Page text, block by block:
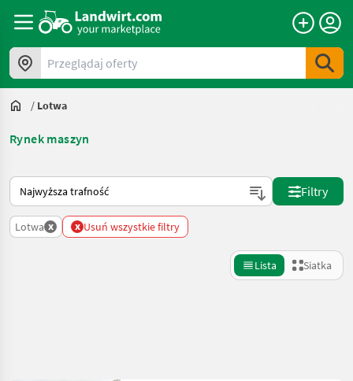
Przeglądaj oferty
/ Lotwa
Rynek maszyn
Tak sortuje się na Landwirt.com
Filtry
Lotwa x x Usuń wszystkie filtry
Lista Siatka